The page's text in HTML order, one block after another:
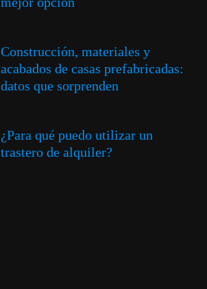
Construcción, materiales y
acabados de casas prefabricadas:
datos que sorprenden
¿Para qué puedo utilizar un
trastero de alquiler?